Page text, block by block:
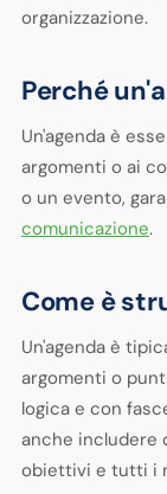
organizzazione.
Perché
Un'agenda è
argomenti o ai
o un evento,
comunicazione.
Come è
Un'agenda è
argomenti o
logica e con
anche includere
obiettivi e tutti i